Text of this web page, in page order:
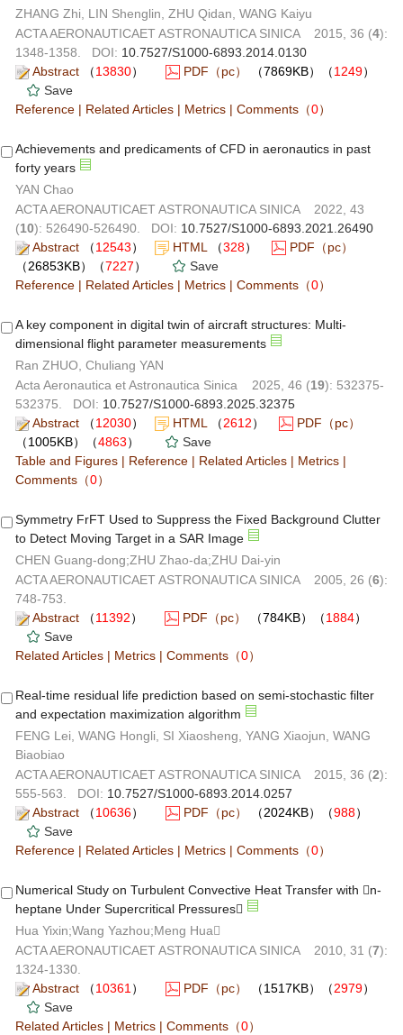
ZHANG Zhi, LIN Shenglin, ZHU Qidan, WANG Kaiyu
ACTA AERONAUTICAET ASTRONAUTICA SINICA 2015, 36 (4):
1348-1358. DOI: 10.7527/S1000-6893.2014.0130
Abstract （13830） PDF（pc） （7869KB）（1249）
Save
Reference | Related Articles | Metrics |Comments （0）
Achievements and predicaments of CFD in aeronautics in past
forty years
YAN Chao
ACTA AERONAUTICAET ASTRONAUTICA SINICA 2022, 43
(10): 526490-526490. DOI: 10.7527/S1000-6893.2021.26490
Abstract （12543） HTML （328）
PDF（pc）
（26853KB）（7227）
Save
Reference | Related Articles | Metrics |Comments （0）
A key component in digital twin of aircraft structures: Multi-
dimensional flight parameter measurements
Ran ZHUO, Chuliang YAN
Acta Aeronautica et Astronautica Sinica 2025, 46 (19): 532375-
532375. DOI: 10.7527/S1000-6893.2025.32375
Abstract （12030） HTML （2612）
PDF（pc）
（1005KB）（4863）
Save
Table and Figures | Reference | Related Articles | Metrics |
Comments （0）
Symmetry FrFT Used to Suppress the Fixed Background Clutter
to Detect Moving Target in a SAR Image
CHEN Guang-dong;ZHU Zhao-da;ZHU Dai-yin
ACTA AERONAUTICAET ASTRONAUTICA SINICA 2005, 26 (6):
748-753.
Abstract （11392） PDF（pc） （784KB）（1884）
Save
Related Articles | Metrics |Comments （0）
Real-time residual life prediction based on semi-stochastic filter
and expectation maximization algorithm
FENG Lei, WANG Hongli, SI Xiaosheng, YANG Xiaojun, WANG
Biaobiao
ACTA AERONAUTICAET ASTRONAUTICA SINICA 2015, 36 (2):
555-563. DOI: 10.7527/S1000-6893.2014.0257
Abstract （10636） PDF（pc） （2024KB）（988）
Save
Reference | Related Articles | Metrics |Comments （0）
Numerical Study on Turbulent Convective Heat Transfer with n-
heptane Under Supercritical Pressures
Hua Yixin;Wang Yazhou;Meng Hua
ACTA AERONAUTICAET ASTRONAUTICA SINICA 2010, 31 (7):
1324-1330.
Abstract （10361 ） PDF（pc） （1517KB）（2979）
Save
Related Articles | Metrics |Comments （0）